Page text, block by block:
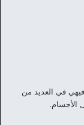
في العديد من
الأجسام.